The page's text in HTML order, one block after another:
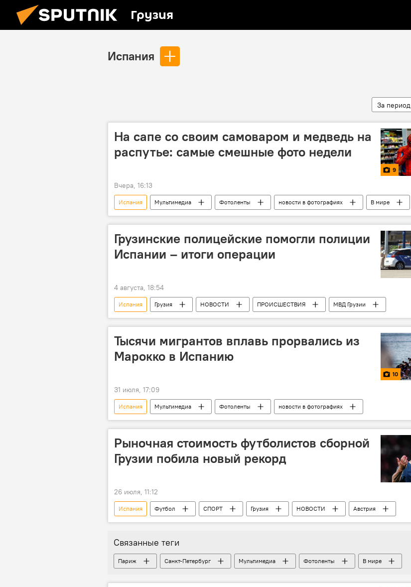
Грузия
Испания
За период
На сапе со своим самоваром и медведь на
распутье: самые смешные фото недели
9
Вчера, 16:13
Испания Мультимедиа Фотоленты новости в фотографиях
В мире
Париж
Санкт-Петербург
Грузинские полицейские помогли полиции
Испании – итоги операции
4 августа, 18:54
Испания Грузия НОВОСТИ ПРОИСШЕСТВИЯ МВД Грузии
Тысячи мигрантов вплавь прорвались из
Марокко в Испанию
10
31 июля, 17:09
Испания Мультимедиа Фотоленты
новости в фотографиях
ПРОИСШЕСТВИЯ
В мире Марокко
Рыночная стоимость футболистов сборной
Грузии побила новый рекорд
26 июля, 11:12
Испания Футбол СПОРТ Грузия НОВОСТИ
Австрия
Европа
Зурико Давиташвили Хвича Кварацхелия Георгий Мамардашвили
Связанные теги
Париж Санкт-Петербург Мультимедиа Фотоленты В мире